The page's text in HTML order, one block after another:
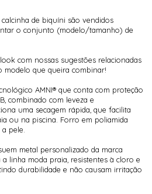
de biquíni são vendidos
o conjunto (modelo/tamanho) de
com nossas sugestões relacionadas
que queira combinar!
AMNI® que conta com proteção
combinado com leveza e
uma secagem rápida, que facilita
ou na piscina. Forro em poliamida
pele.
metal personalizado da marca
linha moda praia, resistentes à cloro e
durabilidade e não causam irritação